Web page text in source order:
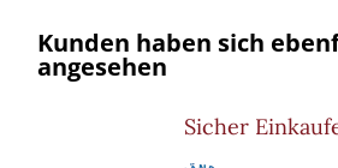
Kunden haben sich
angesehen
Sicher